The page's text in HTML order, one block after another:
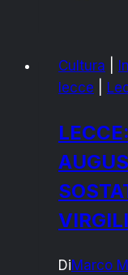
Cultura
lecce
DiMarco